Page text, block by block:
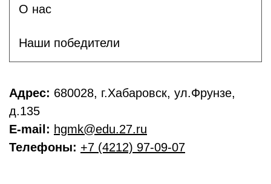
О нас
Наши победители
Адрес: 680028, г.Хабаровск, ул.Фрунзе,
д.135
E-mail: hgmk@edu.27.ru
Телефоны: +7 (4212) 97-09-07